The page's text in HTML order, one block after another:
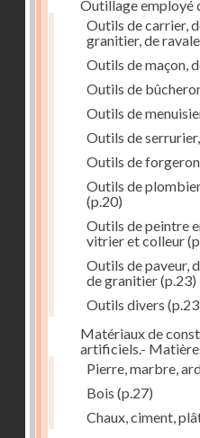
Outillage employé
Outils de carrier,
granitier, de
Outils de maçon,
Outils de
Outils de
Outils de
Outils de forgeron
Outils de
(p.20)
Outils de peintre
vitrier et colleur
Outils de paveur,
de granitier(p.23)
Outils divers
Matériaux de
artificiels.-
Pierre, marbre,
Bois (p.27)
Chaux, ciment,